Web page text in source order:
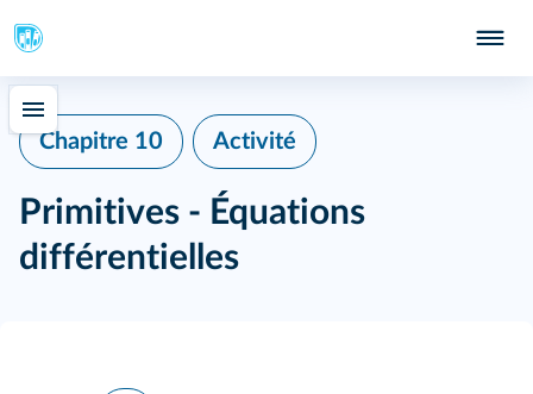
Chapitre 10 Activité
Primitives - Équations
différentielles